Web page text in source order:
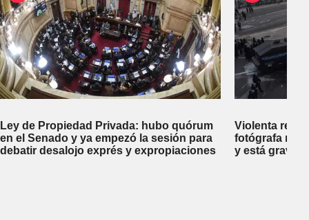
Ley de Propiedad Privada: hubo quórum
en el Senado y ya empezó la sesión para
debatir desalojo exprés y expropiaciones
Violenta
fotógrafa
y está